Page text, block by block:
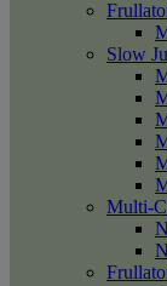
Slow
Multi-